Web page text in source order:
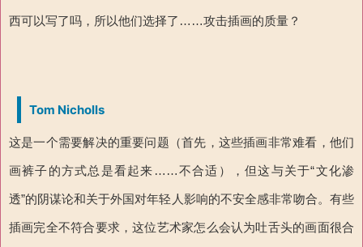
西可以写了吗，所以他们选择了……攻击插画的质量？
Tom Nicholls
这是一个需要解决的重要问题（首先，这些插画非常难看，他们
画裤子的方式总是看起来……不合适），但这与关于“文化渗
透”的阴谋论和关于外国对年轻人影响的不安全感非常吻合。有些
插画完全不符合要求，这位艺术家怎么会认为吐舌头的画面很合